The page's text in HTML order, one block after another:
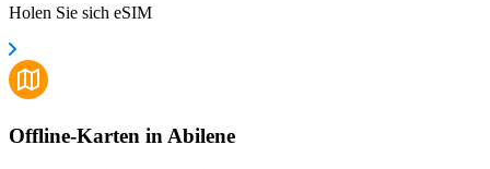
Holen Sie sich eSIM
Offline-Karten in Abilene